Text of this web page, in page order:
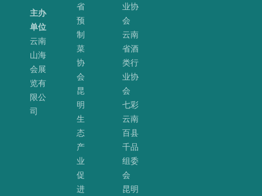
主办
单位
云南
山海
会展
览有
限公
司
省
预
制
菜
协
会
昆
明
生
态
产
业
促
进
业协
会
云南
省酒
类行
业协
会
七彩
云南
百县
千品
组委
会
昆明